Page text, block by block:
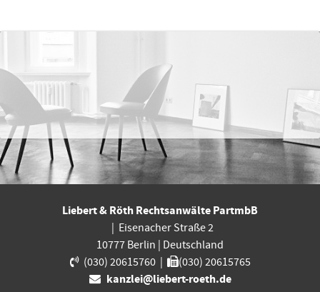
Liebert & Röth Rechtsanwälte PartmbB
Eisenacher Straße 2
10777 Berlin
Deutschland
(030) 20615760|
(030) 20615765
kanzlei@liebert-roeth.de